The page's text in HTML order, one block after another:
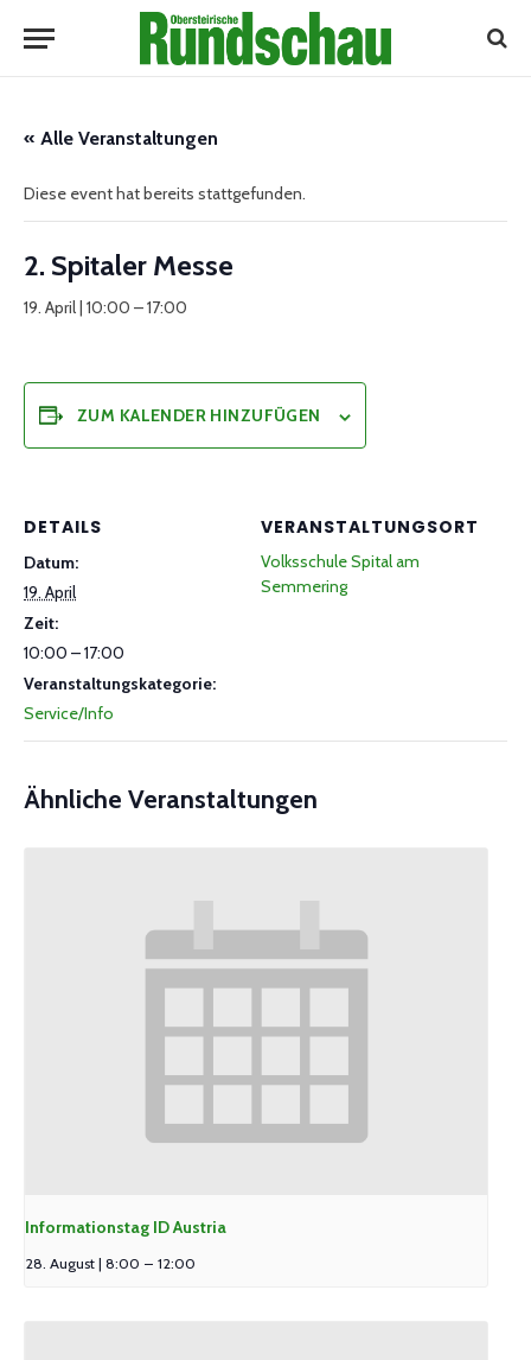
« Alle Veranstaltungen
Diese event hat bereits stattgefunden.
2. Spitaler Messe
19. April | 10:00 –17:00
ZUM KALENDER HINZUFÜGEN
DETAILS
Datum:
19. April
Zeit:
10:00 – 17:00
Veranstaltungskategorie:
Service/Info
VERANSTALTUNGSORT
Volksschule Spital am
Semmering
Ähnliche Veranstaltungen
Informationstag ID Austria
28. August | 8:00 – 12:00